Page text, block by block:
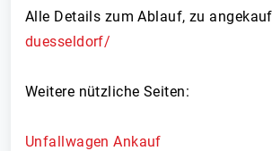
Alle Details zum Ablauf, zu
duesseldorf/
Weitere nützliche Seiten:
Unfallwagen Ankauf